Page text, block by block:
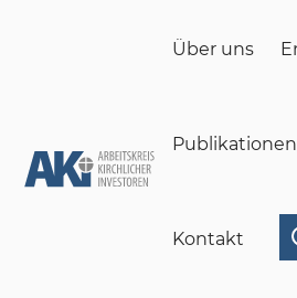
Über uns
Publikationen
Kontakt